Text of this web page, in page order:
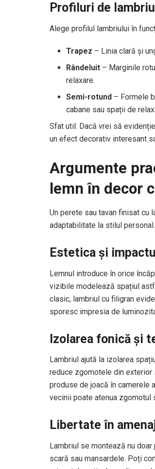
Profiluri de
Alege profilul lambriului în
Trapez – Linia clară și
Rândeluit – Marginile
relaxare.
Semi-rotund – Formele
cabane sau spații de
Sfat util: Dacă vrei să
un efect decorativ interesant
Argumente
lemn în decor
Un perete sau tavan finisat cu
adaptabilitate la stilul personal.
Estetica și
Lemnul introduce în orice
vizibile modelează spațiul
clasic, lambriul cu filigran
sporesc impresia de
Izolarea fonică și
Lambriul ajută la izolarea
reduce zgomotele din exterior
produse de joacă în camerele
vecinii poate atenua zgomotul
Libertate în
Lambriul se montează nu
scară sau mansardele. Poți